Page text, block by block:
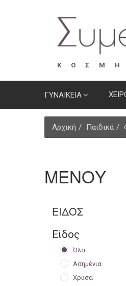
ΓΥΝΑΙΚΕΙΑ
Αρχική Παιδικά
ΜΕΝΟΥ
ΕΊΔΟΣ
Είδος
Όλα
Ασημένια
Χρυσά